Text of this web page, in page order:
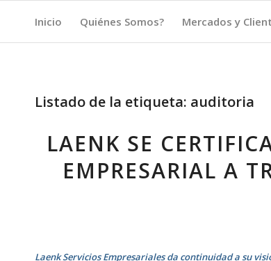
Inicio Quiénes Somos? Mercados y
Listado de la etiqueta: auditoria
LAENK SE
EMPRESARIAL A
Laenk Servicios Empresariales da continuidad a su